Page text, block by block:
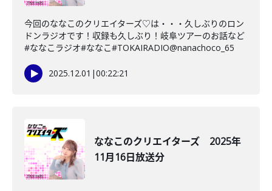
今回のななこのクリエイターズ♡は・・・久しぶりのロン
ドンラジオです！収録も久しぶり！岐阜ツアーのお話など
#ななこラジオ#ななこ#TOKAIRADIO@nanachoco_65
2025.12.01 |00:22:21
ななこのクリエイターズ 2025年
11月16日放送分